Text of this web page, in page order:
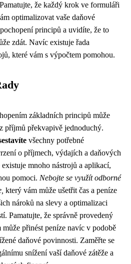
že každý krok ve formuláři
optimalizovat vaše daňové
principů a uvidíte, že to
zdát. Navíc existuje řada
které vám s výpočtem pomohou.
základních principů může
příjmů překvapivě jednoduchý.
všechny potřebné
o příjmech, výdajích a daňových
mnoho nástrojů a aplikací,
pomoci. Nebojte se využít odborné
který vám může ušetřit čas a peníze
nároků na slevy a optimalizaci
Pamatujte, že správně provedený
přinést peníze navíc v podobě
daňové povinnosti. Zaměřte se
snížení vaší daňové zátěže a